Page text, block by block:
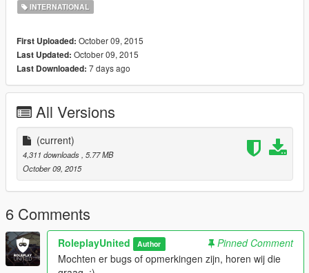
INTERNATIONAL
First Uploaded: October 09, 2015
Last Updated: October 09, 2015
Last Downloaded: 7 days ago
All Versions
(current)
4,311 downloads , 5.77 MB
October 09, 2015
6 Comments
RoleplayUnited Author
Pinned Comment
Mochten er bugs of opmerkingen zijn, horen wij die